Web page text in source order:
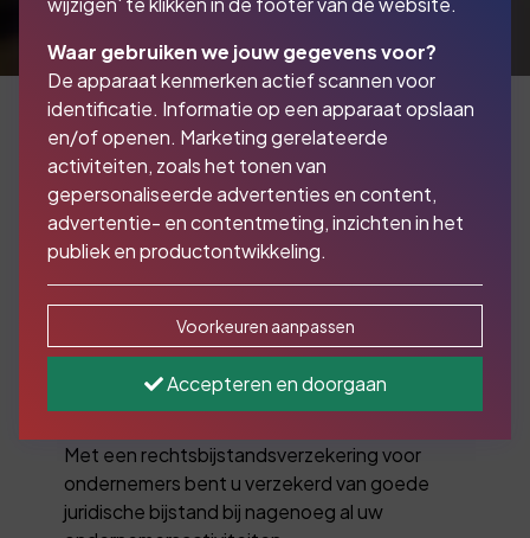
24/7 verzekerd van
juridische hulp
U ontkomt er bijna niet meer aan: iedere
ondernemer heeft wel eens een juridisch
probleem. Bijvoorbeeld met een werknemer,
de arbeidsinspectie, een leverancier, de
gemeente of over een contract.
Met een rechtsbijstandsverzekering voor
ondernemers bent u verzekerd van goede
juridische bijstand bij nagenoeg al uw
Waar gebruiken we jouw gegevens voor?
De apparaat kenmerken actief scannen voor
identificatie. Informatie op een apparaat opslaan
en/of openen. Marketing gerelateerde
activiteiten, zoals het tonen van
gepersonaliseerde advertenties en content,
advertentie- en contentmeting, inzichten in het
publiek en productontwikkeling.
Voorkeuren aanpassen
Accepteren en doorgaan